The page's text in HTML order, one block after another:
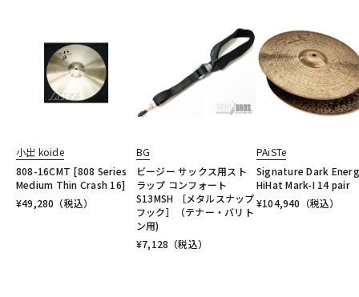
小出 koide
808-16CMT [808 Series
Medium Thin Crash 16]
¥49,280 （税込）
BG
ビージー サックス用スト
ラップ コンフォート
S13MSH ［メタルスナップ
フック］（テナー・バリト
ン用)
¥7,128 （税込）
PAiSTe
Signature Dark
HiHat Mark-I 14 pair
¥104,940 （税込）